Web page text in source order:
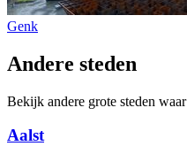
Genk
Andere steden
Bekijk andere grote steden
Aalst